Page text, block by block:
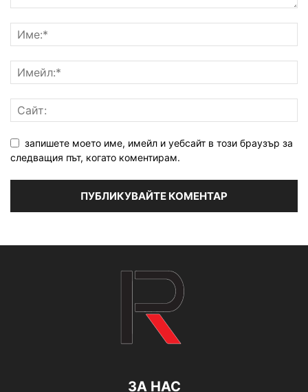
запишете моето име, имейл и уебсайт в този браузър за
следващия път, когато коментирам.
ЗА НАС